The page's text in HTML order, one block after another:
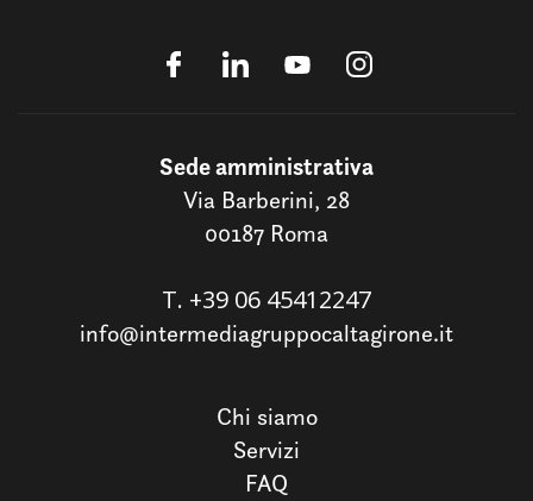
Sede amministrativa
Via Barberini, 28
00187 Roma
T. +39 06 45412247
info@intermediagruppocaltagirone.it
Chi siamo
Servizi
FAQ